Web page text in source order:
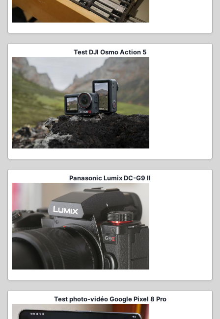
Test DJI Osmo Action 5
Panasonic Lumix DC-G9 II
Test photo-vidéo Google Pixel 8 Pro